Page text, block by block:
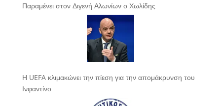
Παραμένει στον Διγενή Αλωνίων ο Χωλίδης
Η UEFA κλιμακώνει την πίεση για την απομάκρυνση του
Ινφαντίνο